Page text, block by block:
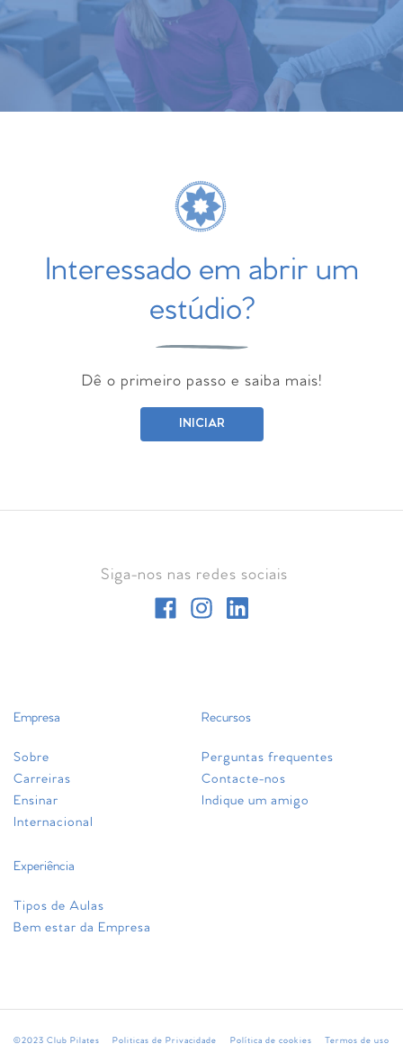
Interessado em abrir um
estúdio?
Dê o primeiro passo e saiba mais!
INICIAR
Siga-nos nas redes sociais
Empresa
Sobre
Carreiras
Ensinar
Internacional
Recursos
Perguntas frequentes
Contacte-nos
Indique um amigo
Experiência
Tipos de Aulas
Bem estar da Empresa
©2023 Club Pilates Politicas de Privacidade Política de cookies Termos de uso